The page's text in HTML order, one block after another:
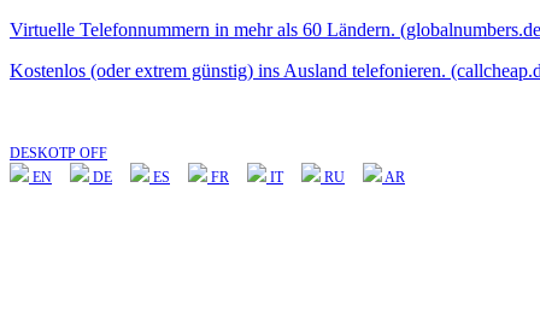
Virtuelle Telefonnummern in mehr als 60 Ländern.
Kostenlos (oder extrem günstig) ins Ausland telefonieren.
DESKOTP OFF
EN
DE ES FR IT RU AR